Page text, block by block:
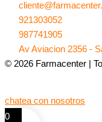
921303052
987741905
Av Aviacion 2356 -
© 2026 Farmacenter |
chatea con nosotros
0